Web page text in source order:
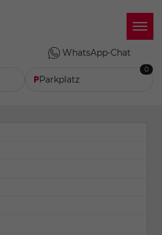
WhatsApp-Chat
Parkplatz
0